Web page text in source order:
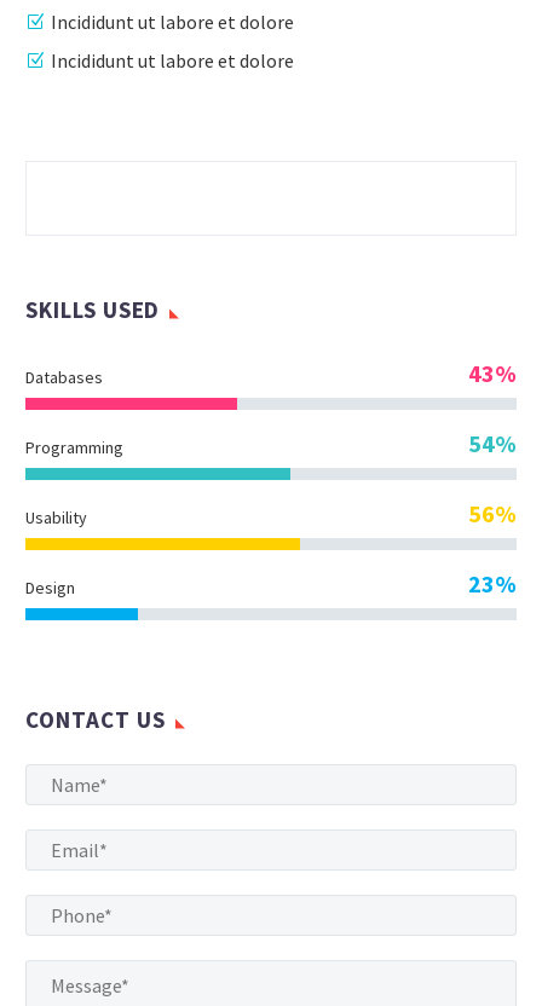
Incididunt ut labore et dolore
Incididunt ut labore et dolore
SKILLS USED
Databases 43%
Programming 54%
Usability 56%
Design 23%
CONTACT US